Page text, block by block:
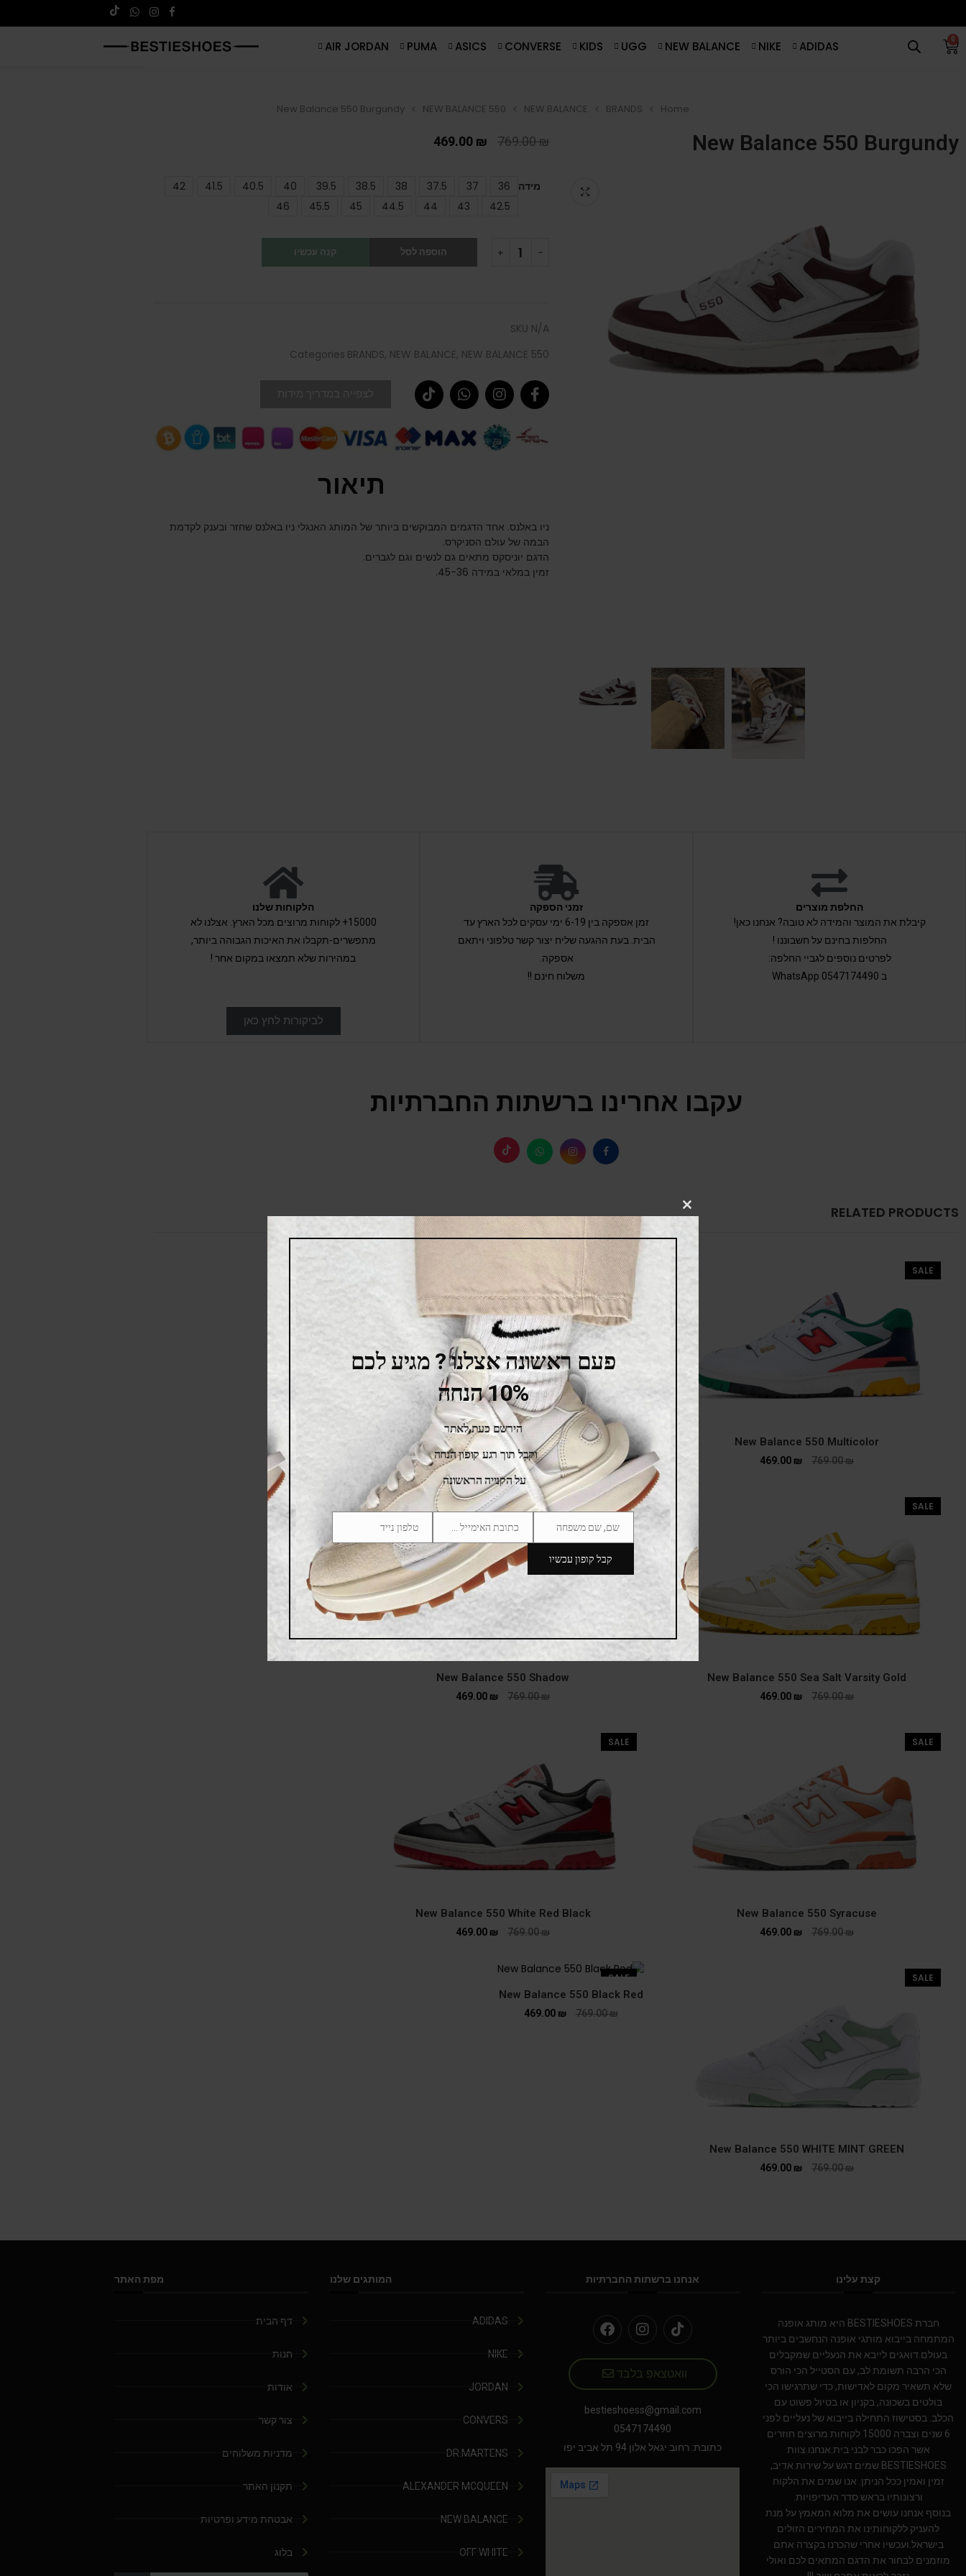
0
ADIDAS
NIKE
NEW BALANCE
UGG
KIDS
CONVERSE
ASICS
PUMA
AIR JORDAN
Home
BRANDS
NEW BALANCE
NEW BALANCE 550
New Balance 550 Burgundy
New Balance 550 Burgundy
769.00₪
469.00 ₪
מידה 36
37
37.5
38
38.5
39.5
40
40.5
41.5
42
42.5
43
44
44.5
45
45.5
46
הוספה לסל קנה עכשיו
SKU N/A
Categories BRANDS, NEW BALANCE, NEW BALANCE 550
תיאור
ניו באלנס. אחד הדגמים המבוקשים ביותר של המותג האנגלי ניו באלנס שחזר ובענק לקדמת
הבמה של עולם הסניקרס.
הדגם יוניסקס מתאים גם לנשים וגם לגברים.
זמין במלאי במידה 45-36.
החלפת מוצרים
קיבלת את המוצר והמידה לא טובה? אנחנו כאן!
החלפות בחינם על חשבוננו !
לפרטים נוספים לגביי החלפה:
ב 0547174490 WhatsApp
זמני הספקה
זמן אספקה בין 6-19 ימי עסקים לכל הארץ עד
הבית. בעת ההגעה שליח יצור קשר טלפוני ויתאם
אספקה.
משלוח חינם !!
הלקוחות שלנו
15000+ לקוחות מרוצים מכל הארץ. אצלנו לא
מתפשרים-תקבלו את האיכות הגבוהה ביותר,
במהירות שלא תמצאו במקום אחר !
לביקורות לחץ כאן
עקבו אחרינו ברשתות החברתיות
RELATED PRODUCTS
SALE
New Balance 550 Multicolor
769.00₪
469.00 ₪
SALE
New Balance 550 Rich Paul
769.00₪
469.00₪
SALE
New Balance 550 Sea Salt Varsity Gold
769.00₪
469.00 ₪
SALE
New Balance 550 Shadow
769.00₪
469.00 ₪
SALE
New Balance 550 Syracuse
769.00₪
469.00 ₪
SALE
New Balance 550 White Red Black
769.00₪
469.00 ₪
SALE
New Balance 550 WHITE MINT GREEN
769.00₪
469.00 ₪
SALE
New Balance 550 Black Red
769.00₪
469.00 ₪
קצת עלינו
חברת BESTIESHOES היא מותג אופנה
המתמחה בייבוא מותגי אופנה הנחשבים ביותר
בעולם.דואגים לייבא את הנעליים שמקבלים
הכי הרבה תשומת לב, עם הסטייל הכי הורס
שלא תשאיר מקום לאדישות, כדי שתרגישו הכי
בולטים בשכונה, בקניון או בטיול פשוט עם
הכלב. בסטישוז התחילה בייבוא של נעליים לפני
6 שנים וצברה 15000 לקוחות מרוצים חוזרים
אשר הפכו כבר לבני בית.אנחנו צוות
BESTIESHOES שמים דגש על שירות אדיב,
זמין ואמין ככל הניתן. אנו שמים את הלקוח
ורצונותיו בראש סדר העדיפויות.
בנוסף אנחנו עושים את מלוא המאמץ על מנת
להעניק ללקוחותינו את המחירים הזולים
בישראל.ועכשיו אחרי שהכרנו בקצרה אתם
מוזמנים לבחור את הדגם המתאים לכם ואולי
אנחנו ברשתות החברתיות
וואטצאפ בלבד
bestieshoess@gmail.com
0547174490
כתובת: רחוב יגאל אלון 94 תל אביב יפו
המותגים שלנו
ADIDAS
NIKE
JORDAN
CONVERS
DR.MARTENS
ALEXANDER MCQUEEN
NEW BALANCE
OFF WHITE
מפת האתר
דף הבית
חנות
אודות
צור קשר
מדניות משלוחים
תקנון האתר
אבטחת מידע ופרטיות
בלוג
CLOSE
MODULE
פעם ראשונה אצלנו ? מגיע לכם
10% הנחה
הירשם כעת לאתר
וקבל תוך רגע קופון הנחה
על הקנייה הראשונה
Name
שם, שם משפחה Email
Phone
Number
טלפון נייד
קבל קופון עכשיו